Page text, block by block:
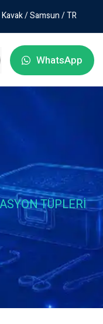
/ Samsun / TR
WhatsApp
TÜPLERI